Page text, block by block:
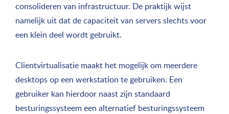
consolideren van infrastructuur. De praktijk wijst
namelijk uit dat de capaciteit van servers slechts voor
een klein deel wordt gebruikt.
Clientvirtualisatie maakt het mogelijk om meerdere
desktops op een werkstation te gebruiken. Een
gebruiker kan hierdoor naast zijn standaard
besturingssysteem een alternatief besturingssysteem